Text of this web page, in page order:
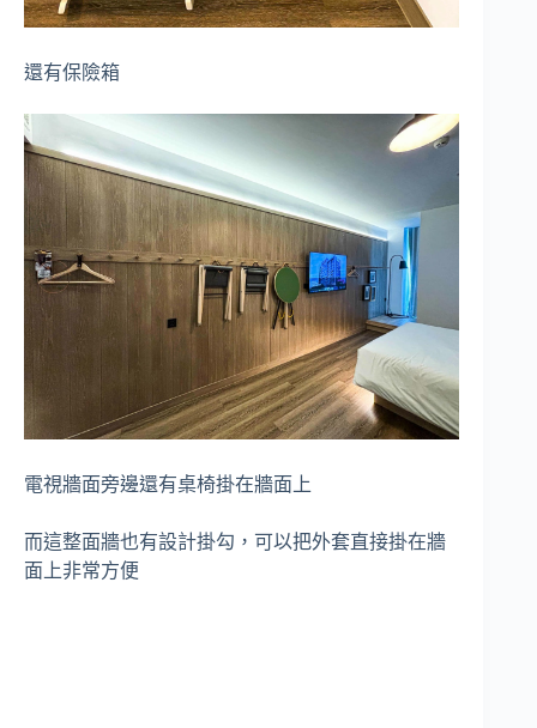
還有保險箱
電視牆面旁邊還有桌椅掛在牆面上
而這整面牆也有設計掛勾，可以把外套直接掛在牆
面上非常方便